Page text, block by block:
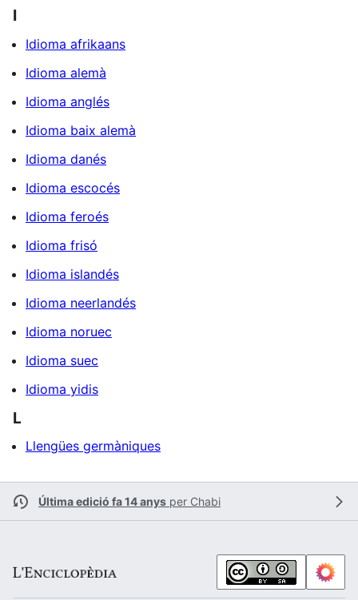
I
Idioma afrikaans
Idioma alemà
Idioma anglés
Idioma baix alemà
Idioma danés
Idioma escocés
Idioma feroés
Idioma frisó
Idioma islandés
Idioma neerlandés
Idioma noruec
Idioma suec
Idioma yidis
L
Llengües germàniques
Última edició fa 14 anys per Chabi